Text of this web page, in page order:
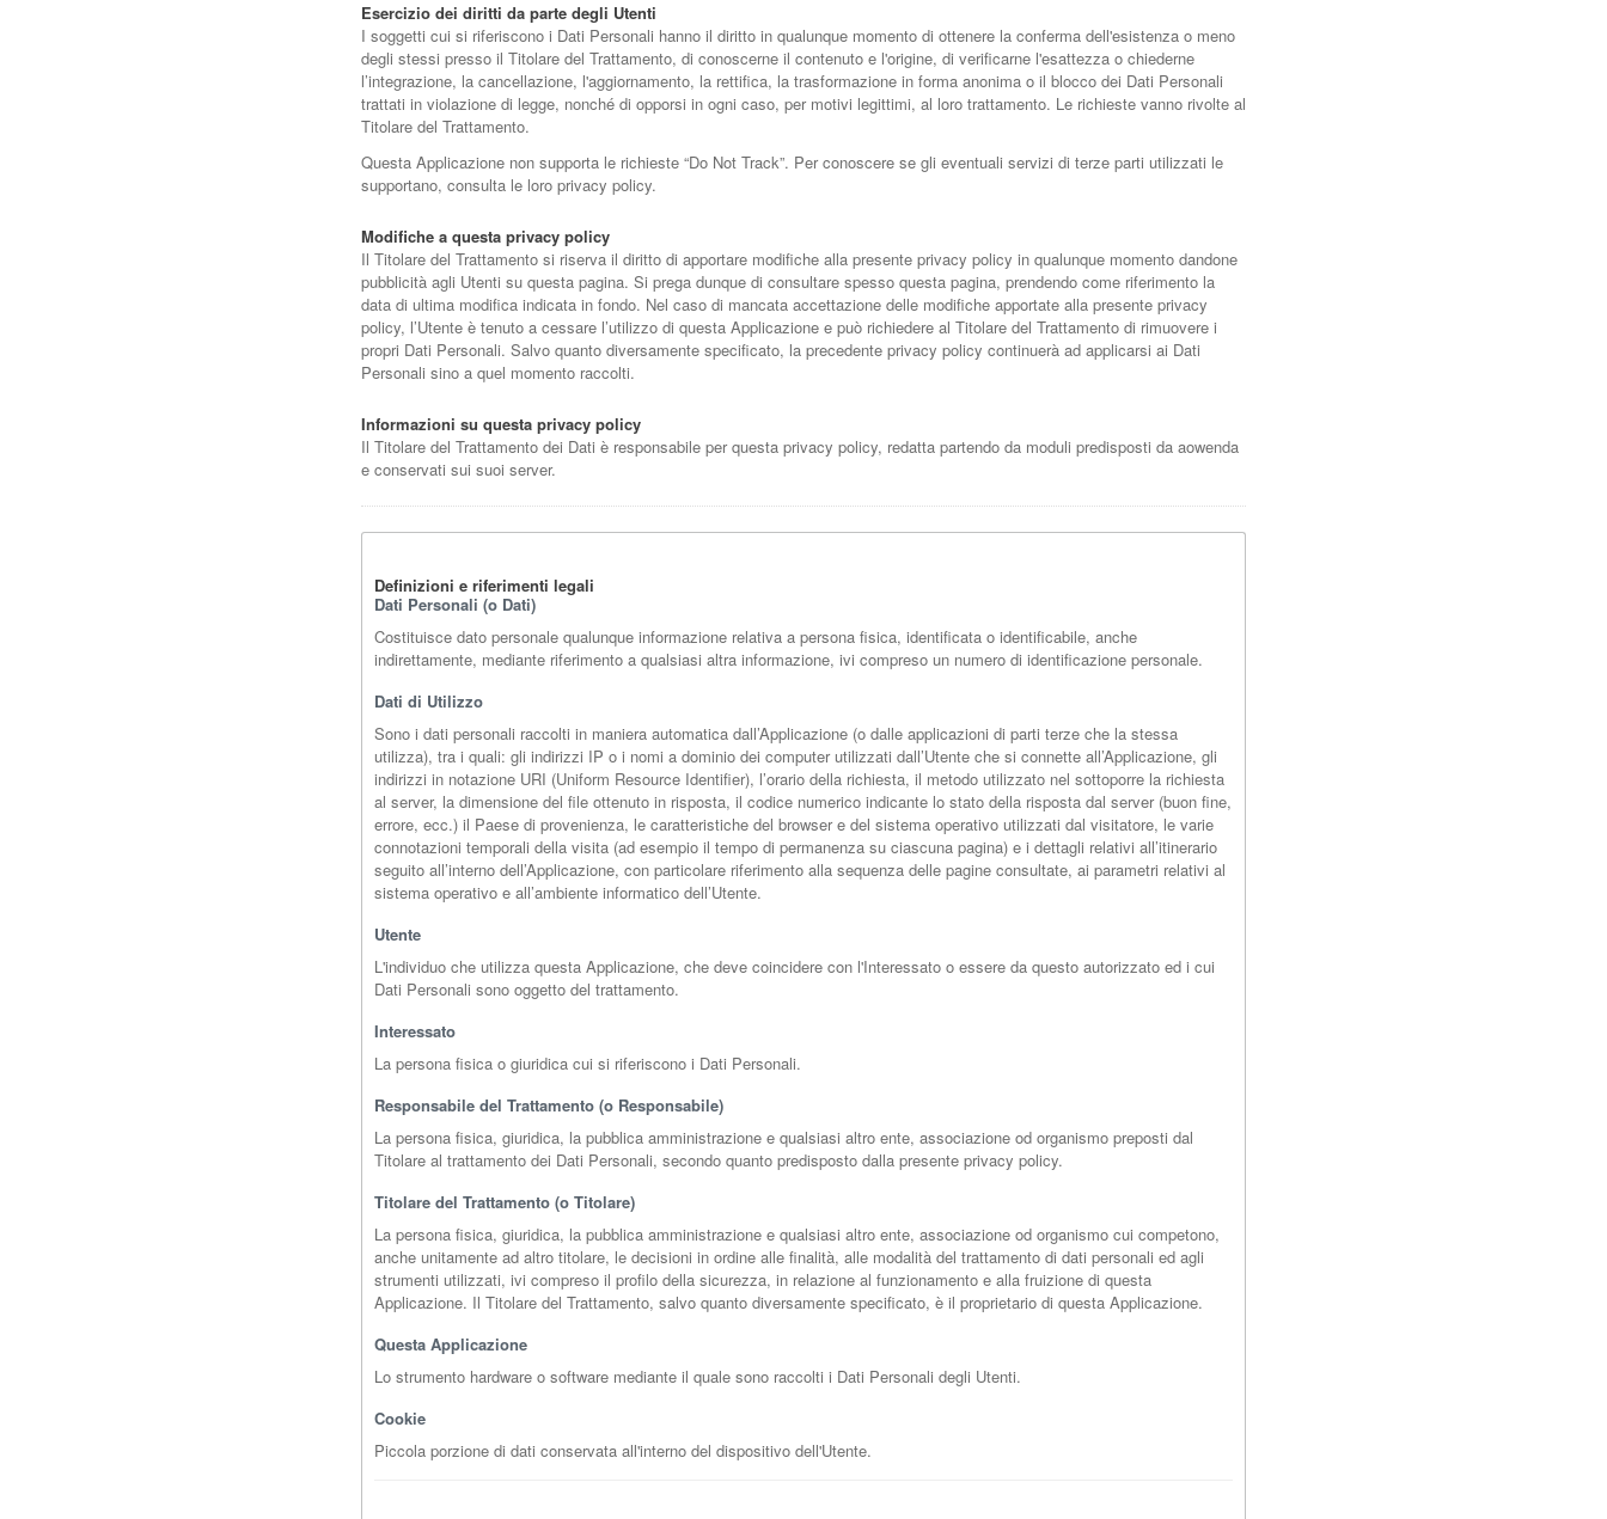
Esercizio dei diritti da parte degli Utenti
I soggetti cui si riferiscono i Dati Personali hanno il diritto in qualunque momento di ottenere la conferma dell'esistenza o meno
degli stessi presso il Titolare del Trattamento, di conoscerne il contenuto e l'origine, di verificarne l'esattezza o chiederne
l’integrazione, la cancellazione, l'aggiornamento, la rettifica, la trasformazione in forma anonima o il blocco dei Dati Personali
trattati in violazione di legge, nonché di opporsi in ogni caso, per motivi legittimi, al loro trattamento. Le richieste vanno rivolte al
Titolare del Trattamento.
Questa Applicazione non supporta le richieste “Do Not Track”. Per conoscere se gli eventuali servizi di terze parti utilizzati le
supportano, consulta le loro privacy policy.
Modifiche a questa privacy policy
Il Titolare del Trattamento si riserva il diritto di apportare modifiche alla presente privacy policy in qualunque momento dandone
pubblicità agli Utenti su questa pagina. Si prega dunque di consultare spesso questa pagina, prendendo come riferimento la
data di ultima modifica indicata in fondo. Nel caso di mancata accettazione delle modifiche apportate alla presente privacy
policy, l’Utente è tenuto a cessare l’utilizzo di questa Applicazione e può richiedere al Titolare del Trattamento di rimuovere i
propri Dati Personali. Salvo quanto diversamente specificato, la precedente privacy policy continuerà ad applicarsi ai Dati
Personali sino a quel momento raccolti.
Informazioni su questa privacy policy
Il Titolare del Trattamento dei Dati è responsabile per questa privacy policy, redatta partendo da moduli predisposti da aowenda
e conservati sui suoi server.
Definizioni e riferimenti legali
Dati Personali (o Dati)
Costituisce dato personale qualunque informazione relativa a persona fisica, identificata o identificabile, anche
indirettamente, mediante riferimento a qualsiasi altra informazione, ivi compreso un numero di identificazione personale.
Dati di Utilizzo
Sono i dati personali raccolti in maniera automatica dall’Applicazione (o dalle applicazioni di parti terze che la stessa
utilizza), tra i quali: gli indirizzi IP o i nomi a dominio dei computer utilizzati dall’Utente che si connette all’Applicazione, gli
indirizzi in notazione URI (Uniform Resource Identifier), l’orario della richiesta, il metodo utilizzato nel sottoporre la richiesta
al server, la dimensione del file ottenuto in risposta, il codice numerico indicante lo stato della risposta dal server (buon fine,
errore, ecc.) il Paese di provenienza, le caratteristiche del browser e del sistema operativo utilizzati dal visitatore, le varie
connotazioni temporali della visita (ad esempio il tempo di permanenza su ciascuna pagina) e i dettagli relativi all’itinerario
seguito all’interno dell’Applicazione, con particolare riferimento alla sequenza delle pagine consultate, ai parametri relativi al
sistema operativo e all’ambiente informatico dell’Utente.
Utente
L'individuo che utilizza questa Applicazione, che deve coincidere con l'Interessato o essere da questo autorizzato ed i cui
Dati Personali sono oggetto del trattamento.
Interessato
La persona fisica o giuridica cui si riferiscono i Dati Personali.
Responsabile del Trattamento (o Responsabile)
La persona fisica, giuridica, la pubblica amministrazione e qualsiasi altro ente, associazione od organismo preposti dal
Titolare al trattamento dei Dati Personali, secondo quanto predisposto dalla presente privacy policy.
Titolare del Trattamento (o Titolare)
La persona fisica, giuridica, la pubblica amministrazione e qualsiasi altro ente, associazione od organismo cui competono,
anche unitamente ad altro titolare, le decisioni in ordine alle finalità, alle modalità del trattamento di dati personali ed agli
strumenti utilizzati, ivi compreso il profilo della sicurezza, in relazione al funzionamento e alla fruizione di questa
Applicazione. Il Titolare del Trattamento, salvo quanto diversamente specificato, è il proprietario di questa Applicazione.
Questa Applicazione
Lo strumento hardware o software mediante il quale sono raccolti i Dati Personali degli Utenti.
Cookie
Piccola porzione di dati conservata all'interno del dispositivo dell'Utente.